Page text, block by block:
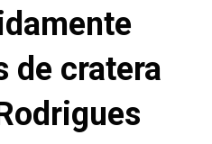
de cratera